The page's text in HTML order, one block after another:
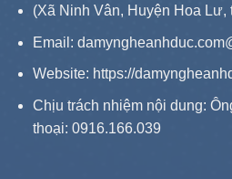
(Xã Ninh Vân, Huyện Hoa Lư,
Email:
Website: https://
Chịu trách nhiệm nội dung:
thoại: 0916.166.039